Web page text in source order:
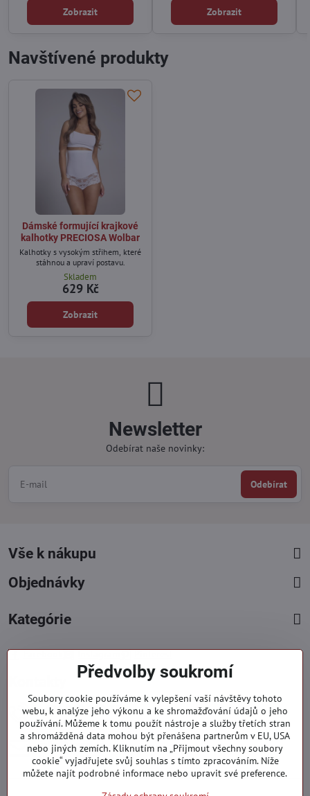
Zobrazit Zobrazit
Navštívené produkty
Dámské formující krajkové
kalhotky PRECIOSA Wolbar
Kalhotky s vysokým střihem, které
stáhnou a upraví postavu.
Skladem
629 Kč
Zobrazit
Newsletter
Odebírat naše novinky:
Odebírat
Vše k nákupu
Objednávky
Kategórie
+421 919 060 751
Pondělí - Pátek : 09:00 - 15:00 hod.
info​@everlady​.eu
Non stop ( 24/7 )
Předvolby soukromí
Soubory cookie používáme k vylepšení vaší návštěvy tohoto
webu, k analýze jeho výkonu a ke shromažďování údajů o jeho
používání. Můžeme k tomu použít nástroje a služby třetích stran
a shromážděná data mohou být přenášena partnerům v EU, USA
nebo jiných zemích. Kliknutím na „Přijmout všechny soubory
cookie“ vyjadřujete svůj souhlas s tímto zpracováním. Níže
můžete najít podrobné informace nebo upravit své preference.